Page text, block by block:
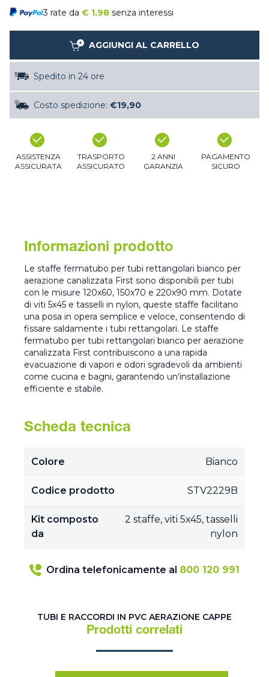
3 rate da € 1,98 senza interessi
AGGIUNGI AL CARRELLO
Spedito in 24 ore
Costo spedizione: €19,90
ASSISTENZA
ASSICURATA
TRASPORTO
ASSICURATO
2 ANNI
GARANZIA
PAGAMENTO
SICURO
Informazioni prodotto
Le staffe fermatubo per tubi rettangolari bianco per
aerazione canalizzata First sono disponibili per tubi
con le misure 120x60, 150x70 e 220x90 mm. Dotate
di viti 5x45 e tasselli in nylon, queste staffe facilitano
una posa in opera semplice e veloce, consentendo di
fissare saldamente i tubi rettangolari. Le staffe
fermatubo per tubi rettangolari bianco per aerazione
canalizzata First contribuiscono a una rapida
evacuazione di vapori e odori sgradevoli da ambienti
come cucina e bagni, garantendo un'installazione
efficiente e stabile.
Scheda tecnica
Colore Bianco
Codice prodotto STV2229B
Kit composto
da
2 staffe, viti 5x45, tasselli
nylon
Ordina telefonicamente al 800 120 991
TUBI E RACCORDI IN PVC AERAZIONE CAPPE
Prodotti correlati